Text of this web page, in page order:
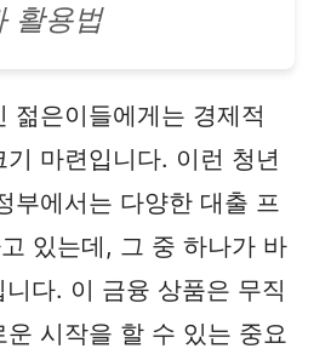
활용법
젊은이들에게는 경제적
마련입니다. 이런 청년
부에서는 다양한 대출 프
있는데, 그 중 하나가 바
니다. 이 금융 상품은 무직
시작을 할 수 있는 중요